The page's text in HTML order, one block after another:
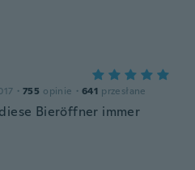
· 755 opinie · 641 przesłane
Bieröffner immer